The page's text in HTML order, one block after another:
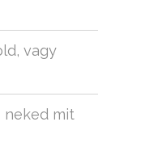
vagy
neked mit